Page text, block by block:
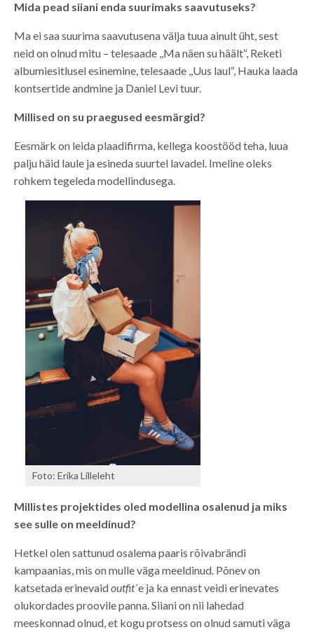
Mida pead siiani enda suurimaks saavutuseks?
Ma ei saa suurima saavutusena välja tuua ainult üht, sest
neid on olnud mitu – telesaade ,,Ma näen su häält“, Reketi
albumiesitlusel esinemine, telesaade ,,Uus laul“, Hauka laada
kontsertide andmine ja Daniel Levi tuur.
Millised on su praegused eesmärgid?
Eesmärk on leida plaadifirma, kellega koostööd teha, luua
palju häid laule ja esineda suurtel lavadel. Imeline oleks
rohkem tegeleda modellindusega.
Foto: Erika Lilleleht
Millistes projektides oled modellina osalenud ja miks
see sulle on meeldinud?
Hetkel olen sattunud osalema paaris rõivabrändi
kampaanias, mis on mulle väga meeldinud. Põnev on
katsetada erinevaidoutfit´e ja ka ennast veidi erinevates
olukordades proovile panna. Siiani on nii lahedad
meeskonnad olnud, et kogu protsess on olnud samuti väga